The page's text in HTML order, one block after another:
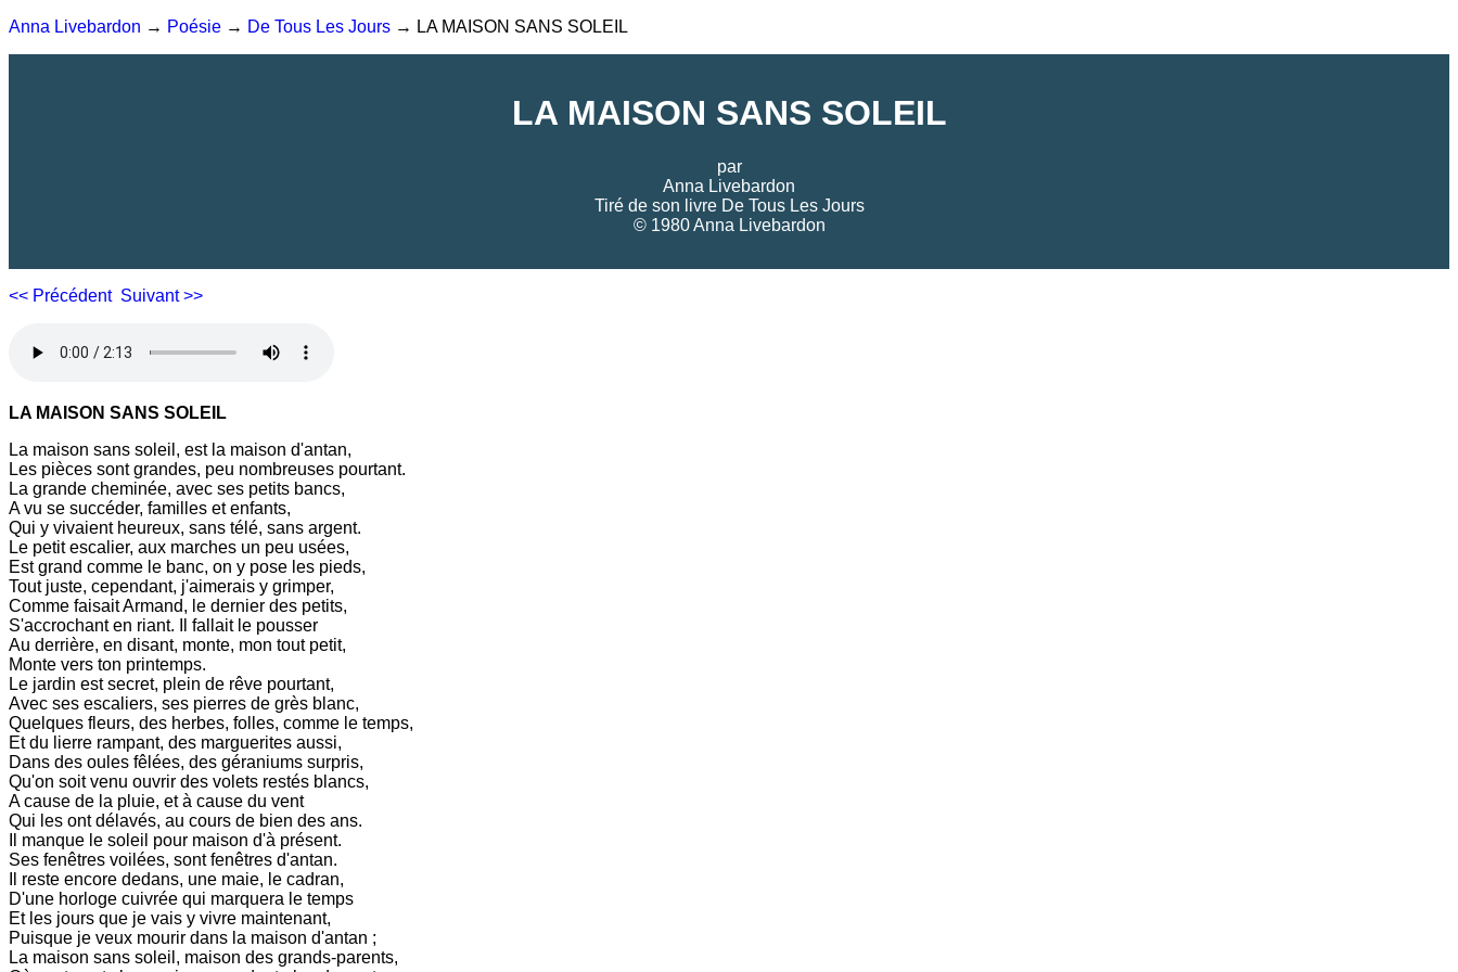
Anna Livebardon → Poésie → De Tous Les Jours → LA MAISON SANS SOLEIL
LA MAISON SANS SOLEIL
par
Anna Livebardon
Tiré de son livre De Tous Les Jours
© 1980 Anna Livebardon
<< Précédent Suivant >>
LA MAISON SANS SOLEIL
La maison sans soleil, est la maison d'antan,
Les pièces sont grandes, peu nombreuses pourtant.
La grande cheminée, avec ses petits bancs,
A vu se succéder, familles et enfants,
Qui y vivaient heureux, sans télé, sans argent.
Le petit escalier, aux marches un peu usées,
Est grand comme le banc, on y pose les pieds,
Tout juste, cependant, j'aimerais y grimper,
Comme faisait Armand, le dernier des petits,
S'accrochant en riant. Il fallait le pousser
Au derrière, en disant, monte, mon tout petit,
Monte vers ton printemps.
Le jardin est secret, plein de rêve pourtant,
Avec ses escaliers, ses pierres de grès blanc,
Quelques fleurs, des herbes, folles, comme le temps,
Et du lierre rampant, des marguerites aussi,
Dans des oules fêlées, des géraniums surpris,
Qu'on soit venu ouvrir des volets restés blancs,
A cause de la pluie, et à cause du vent
Qui les ont délavés, au cours de bien des ans.
Il manque le soleil pour maison d'à présent.
Ses fenêtres voilées, sont fenêtres d'antan.
Il reste encore dedans, une maie, le cadran,
D'une horloge cuivrée qui marquera le temps
Et les jours que je vais y vivre maintenant,
Puisque je veux mourir dans la maison d'antan ;
La maison sans soleil, maison des grands-parents,